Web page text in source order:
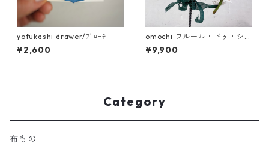
yofukashi drawer/ﾌﾞﾛｰﾁ
¥2,600
omochi フルール・ドゥ・シル
ク朝顔・菊 (ドール用ヘッドド
レス)
¥9,900
Category
布もの